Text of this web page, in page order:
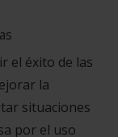
el éxito de las
la
situaciones
por el uso